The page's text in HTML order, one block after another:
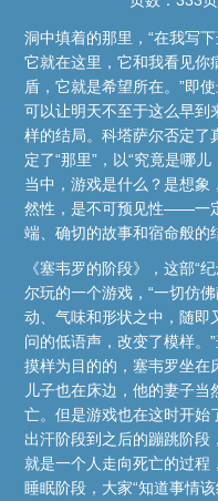
洞中填着的那里，“在我写
它就在这里，它和我看见你
盾，它就是希望所在。”即
可以让明天不至于这么早到
样的结局。科塔萨尔否定了
定了“那里”，以“究竟是哪
当中，游戏是什么？是想象
然性，是不可预见性——一
端、确切的故事和宿命般的
《塞韦罗的阶段》，这部“
尔玩的一个游戏，“一切仿
动、气味和形状之中，随即
问的低语声，改变了模样。
摸样为目的的，塞韦罗坐在
儿子也在床边，他的妻子
亡。但是游戏也在这时开始
出汗阶段到之后的蹦跳阶段
就是一个人走向死亡的过程
睡眠阶段，大家“知道事情